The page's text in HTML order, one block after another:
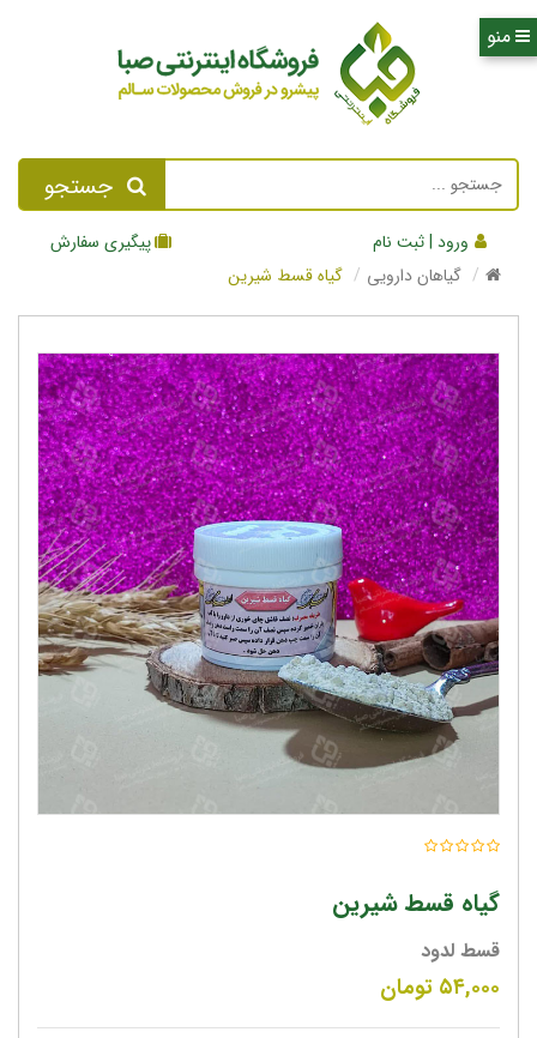
جستجو
ورود | ثبت نام
پیگیری سفارش
گیاهان دارویی
گیاه قسط شیرین
گیاه قسط شیرین
قسط لدود
۵۴,۰۰۰ تومان